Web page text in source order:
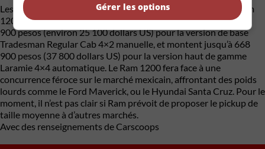
Les médias locaux Noticias Autocosmos rapportent que le Ram
1200 2025 sera importé de Chine. Les prix commencent à 444
900 pesos (environ 25 100 dollars US) pour la version de base
Tradesman Regular Cab 4×2 manuelle, et montent jusqu’à 668
900 pesos (37 800 dollars US) pour la version haut de gamme
Laramie 4×4 automatique. Le Ram 1200 fera face à une
concurrence féroce sur le marché mexicain, affrontant des poids
lourds comme le Ford Maverick, ou le Hyundai Santa Cruz. Pour le
moment, il n’est pas clair si Ram prévoit de proposer le pickup de
taille moyenne à d’autres marchés.
Avec des renseignements de Carscoops
Gérer les options